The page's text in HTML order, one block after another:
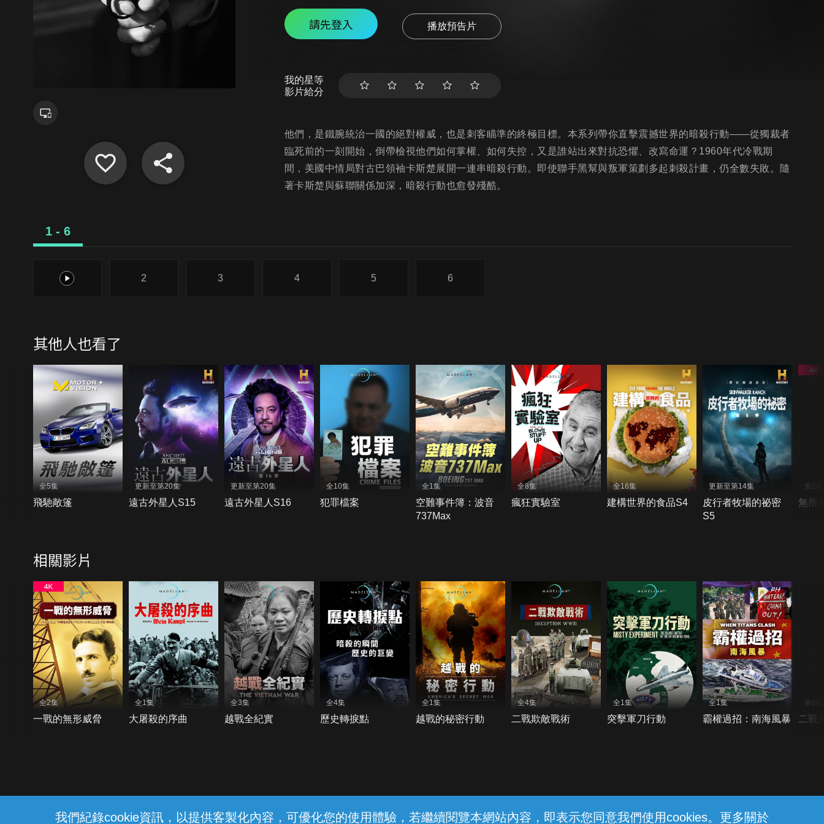
我們紀錄cookie資訊，以提供客製化內容，可優化您的使用體驗，若繼續閱覽本網站內容，即表示您同意我們使用cookies。更多關於
請先登入 播放預告片
我的星等
影片給分
他們，是鐵腕統治一國的絕對權威，也是刺客瞄準的終極目標。本系列帶你直擊震撼世界的暗殺行動——從獨裁者
臨死前的一刻開始，倒帶檢視他們如何掌權、如何失控，又是誰站出來對抗恐懼、改寫命運？1960年代冷戰期
間，美國中情局對古巴領袖卡斯楚展開一連串暗殺行動。即使聯手黑幫與叛軍策劃多起刺殺計畫，仍全數失敗。隨
著卡斯楚與蘇聯關係加深，暗殺行動也愈發殘酷。
1 - 6
1 2 3 4 5 6
其他人也看了
全5集
飛馳敞篷
更新至第20集
遠古外星人S15
更新至第20集
遠古外星人S16
全10集
犯罪檔案
全1集
空難事件簿：波音
737Max
全8集
瘋狂實驗室
全16集
建構世界的食品S4
更新至第14集
皮行者牧場的祕密
S5
全2集
無所
相關影片
全2集
一戰的無形威脅
全1集
大屠殺的序曲
全3集
越戰全紀實
全4集
歷史轉捩點
全1集
越戰的秘密行動
全4集
二戰欺敵戰術
全1集
突擊軍刀行動
全1集
霸權過招：南海風暴
全6集
二戰
線上客服 服務條款 隱私權保護